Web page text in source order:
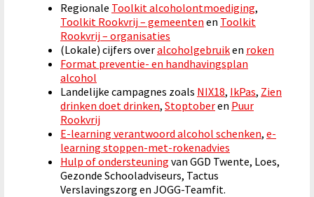
Regionale Toolkit alcoholontmoediging,
Toolkit Rookvrij – gemeenten en Toolkit
Rookvrij – organisaties
(Lokale) cijfers overalcoholgebruiken roken
Format preventie- en handhavingsplan
alcohol
Landelijke campagnes zoals NIX18, IkPas, Zien
drinken doet drinken, Stoptoberen Puur
Rookvrij
E-learning verantwoord alcohol schenken, e-
learning stoppen-met-rokenadvies
Hulp of ondersteuning van GGD Twente, Loes,
Gezonde Schooladviseurs, Tactus
Verslavingszorg en JOGG-Teamfit.